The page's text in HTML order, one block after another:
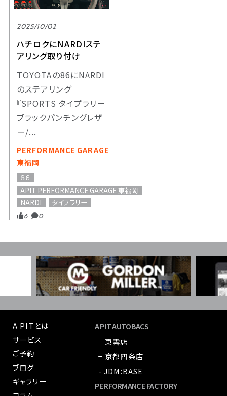
2025/10/02
ハチロクにNARDIステ
アリング取り付け
TOYOTAの86にNARDI
のステアリング
『SPORTS タイプラリー
ブラックパンチングレザ
ー/...
PERFORMANCE GARAGE
東福岡
８６
APIT PERFORMANCE GARAGE 東福岡
NARDI
タイプラリー
6 0
A PITとは
サービス
ご予約
ブログ
ギャラリー
A PIT AUTOBACS
− 東雲店
− 京都四条店
- JDM:BASE
PERFORMANCE FACTORY